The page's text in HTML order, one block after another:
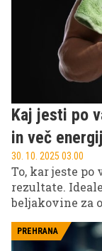
Kaj jesti po
in več
30. 10. 2025 03.00
To, kar jeste
rezultate.
beljakovine za
okrevanju.
PREHRANA